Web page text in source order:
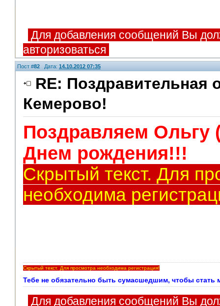
Для добавления сообщений Вы
авторизоваться
Пост #82 Дата: 14.10.2012 07:35
RE: Поздравительная
Кемерово!
Поздравляем Ольгу
Днем рождения!!!
Скрытый текст. Для
необходима
Модераторы
Скрытый текст. Для просмотра необходима регистрация!
Тебе не обязательно быть сумасшедшим, чтобы стать
Для добавления сообщений Вы